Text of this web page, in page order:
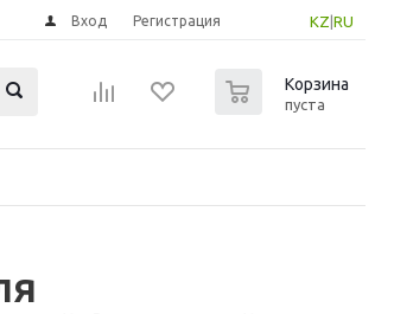
KZ RU
Вход Регистрация
Корзина
пуста